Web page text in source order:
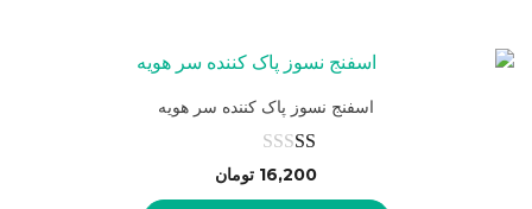
اسفنج نسوز پاک کننده سر هویه
نمره
1.00
16,200 تومان